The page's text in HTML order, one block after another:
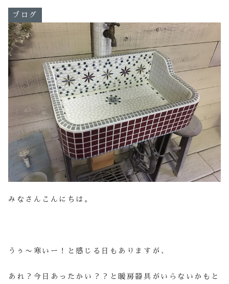
ブログ
みなさんこんにちは。
うぅ〜寒いー！と感じる日もありますが、
あれ？今日あったかい？？と暖房器具がいらないかもと